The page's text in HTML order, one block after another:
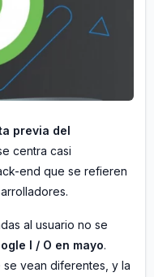
previa del
centra casi
end que se refieren
al usuario no se
I / O en mayo.
vean diferentes, y la